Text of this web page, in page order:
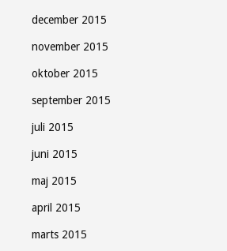
december 2015
november 2015
oktober 2015
september 2015
juli 2015
juni 2015
maj 2015
april 2015
marts 2015